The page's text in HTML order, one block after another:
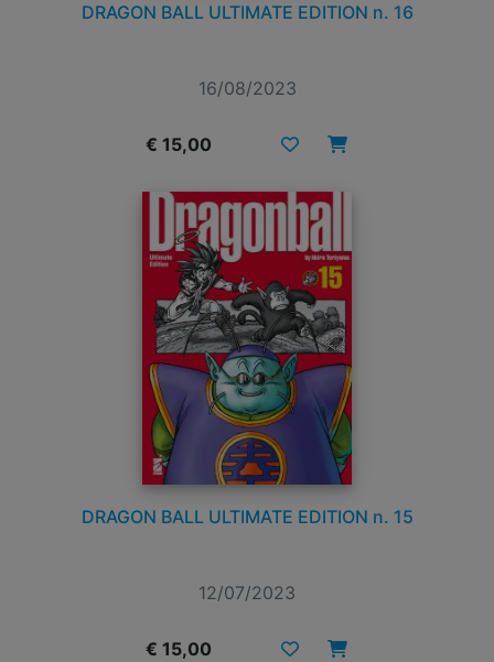
DRAGON BALL ULTIMATE EDITION n. 16
16/08/2023
€ 15,00
DRAGON BALL ULTIMATE EDITION n. 15
12/07/2023
€ 15,00